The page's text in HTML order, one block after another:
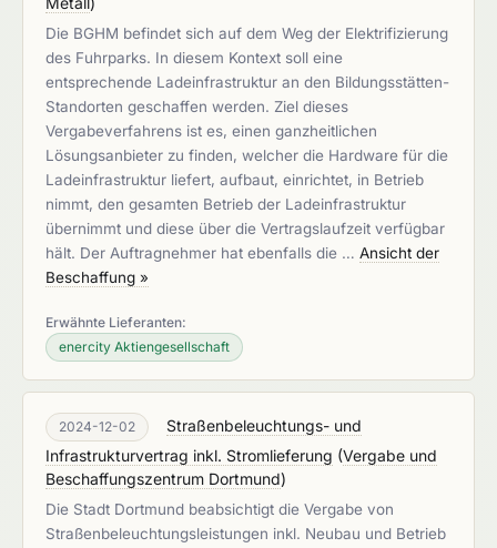
Die BGHM befindet sich auf dem Weg der Elektrifizierung
des Fuhrparks. In diesem Kontext soll eine
entsprechende Ladeinfrastruktur an den Bildungsstätten-
Standorten geschaffen werden. Ziel dieses
Vergabeverfahrens ist es, einen ganzheitlichen
Lösungsanbieter zu finden, welcher die Hardware für die
Ladeinfrastruktur liefert, aufbaut, einrichtet, in Betrieb
nimmt, den gesamten Betrieb der Ladeinfrastruktur
übernimmt und diese über die Vertragslaufzeit verfügbar
hält. Der Auftragnehmer hat ebenfalls die … Ansicht der
Beschaffung »
Erwähnte Lieferanten:
enercity Aktiengesellschaft
2024-12-02
Straßenbeleuchtungs- und
Infrastrukturvertrag inkl. Stromlieferung (Vergabe und
Beschaffungszentrum Dortmund)
Die Stadt Dortmund beabsichtigt die Vergabe von
Straßenbeleuchtungsleistungen inkl. Neubau und Betrieb